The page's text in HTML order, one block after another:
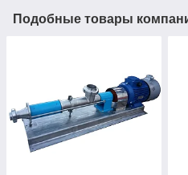
Подобные товары